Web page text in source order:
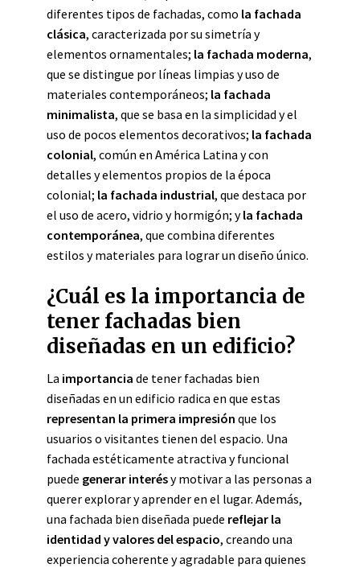
diferentes tipos de fachadas, como la fachada
clásica, caracterizada por su simetría y
elementos ornamentales; la fachada moderna,
que se distingue por líneas limpias y uso de
materiales contemporáneos; la fachada
minimalista, que se basa en la simplicidad y el
uso de pocos elementos decorativos; la fachada
colonial, común en América Latina y con
detalles y elementos propios de la época
colonial; la fachada industrial, que destaca por
el uso de acero, vidrio y hormigón; yla fachada
contemporánea, que combina diferentes
estilos y materiales para lograr un diseño único.
¿Cuál es la importancia de
tener fachadas bien
diseñadas en un edificio?
La importancia de tener fachadas bien
diseñadas en un edificio radica en que estas
representan la primera impresión que los
usuarios o visitantes tienen del espacio. Una
fachada estéticamente atractiva y funcional
puede generar interésy motivar a las personas a
querer explorar y aprender en el lugar. Además,
una fachada bien diseñada puede reflejar la
identidad y valores del espacio, creando una
experiencia coherente y agradable para quienes